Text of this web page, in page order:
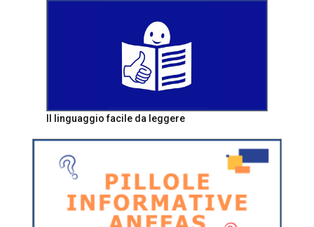
Il linguaggio facile da leggere